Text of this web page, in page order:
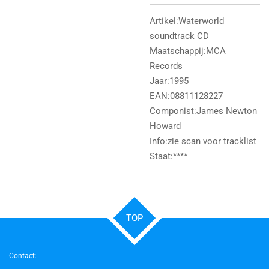
Artikel:Waterworld
soundtrack CD
Maatschappij:MCA
Records
Jaar:1995
EAN:08811128227
Componist:James Newton
Howard
Info:zie scan voor tracklist
Staat:****
TOP
Contact: